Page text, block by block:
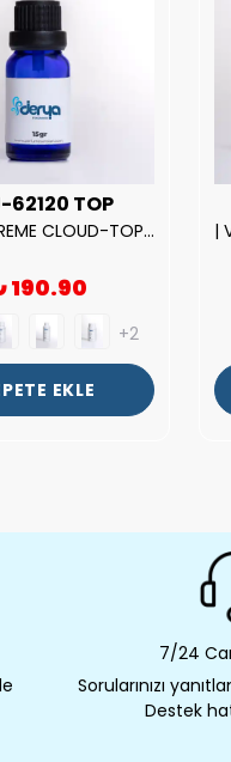
62120 TOP
| TEASE CREME CLOUD-TOP Kalite Kadın Parfüm Esansı.|
190.90
+2
EKLE
7/24
Sorularınızı
Destek